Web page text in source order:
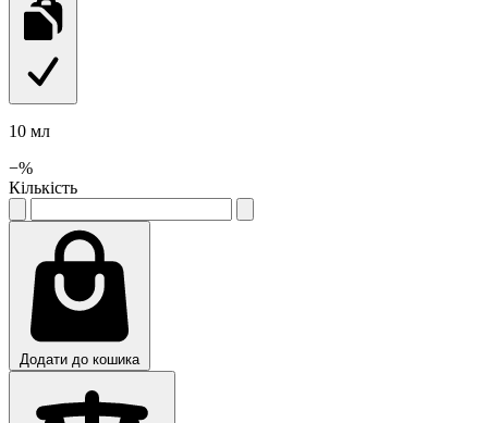
10 мл
−%
Кількість
Додати до кошика